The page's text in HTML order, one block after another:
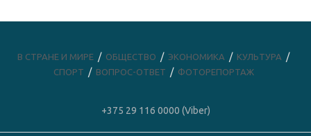
В СТРАНЕ И МИРЕ ОБЩЕСТВО ЭКОНОМИКА
КУЛЬТУРА
СПОРТ
ВОПРОС-ОТВЕТ ФОТОРЕПОРТАЖ
+375 29 116 0000 (Viber)